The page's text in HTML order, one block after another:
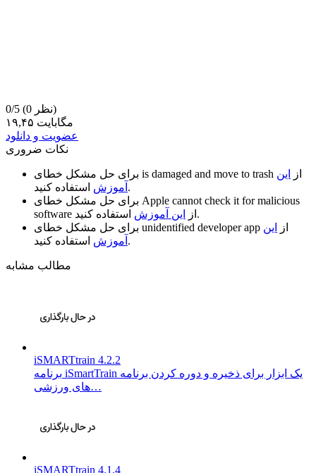
0/5
(0 نظر)
۱۹,۴۵ مگابایت
عضویت و دانلود
نکات ضروری
is damaged and move to trash از
این
آموزش استفاده کنید.
Apple cannot check it for malicious
software
از این آموزش
استفاده کنید.
unidentified developer app از
این
آموزش استفاده کنید.
مطالب مشابه
iSMARTtrain 4.2.2
برنامه iSmartTrain یک ابزار برای ذخیره و دوره کردن برنامه
های ورزشی…
iSMARTtrain 4.1.4